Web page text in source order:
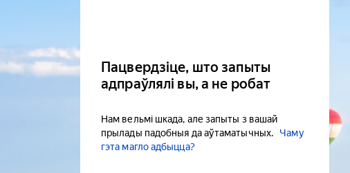
Пацвердзіце, што запыты
адпраўлялі вы, а не робат
Нам вельмі шкада, але запыты з вашай
прылады падобныя да аўтаматычных.
Чаму
гэта магло адбыцца?